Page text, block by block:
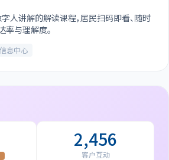
人讲解的解读课程，居民扫码即看、随时
率与理解度。
信息中心
2,456
客户互动